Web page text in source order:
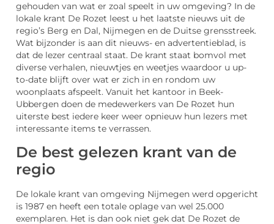
gehouden van wat er zoal speelt in uw omgeving? In de
lokale krant De Rozet leest u het laatste nieuws uit de
regio’s Berg en Dal, Nijmegen en de Duitse grensstreek.
Wat bijzonder is aan dit nieuws- en advertentieblad, is
dat de lezer centraal staat. De krant staat bomvol met
diverse verhalen, nieuwtjes en weetjes waardoor u up-
to-date blijft over wat er zich in en rondom uw
woonplaats afspeelt. Vanuit het kantoor in Beek-
Ubbergen doen de medewerkers van De Rozet hun
uiterste best iedere keer weer opnieuw hun lezers met
interessante items te verrassen.
De best gelezen krant van de
regio
De lokale krant van omgeving Nijmegen werd opgericht
is 1987 en heeft een totale oplage van wel 25.000
exemplaren. Het is dan ook niet gek dat De Rozet de